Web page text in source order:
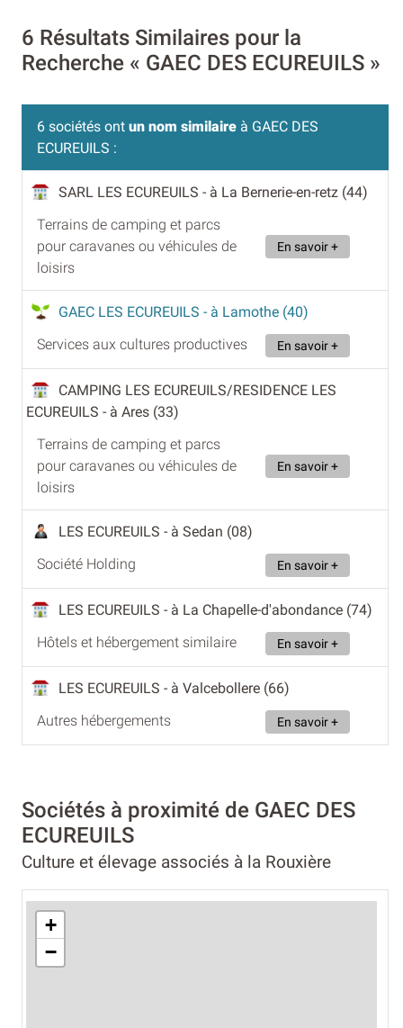
6 Résultats Similaires pour la
Recherche « GAEC DES ECUREUILS »
6 sociétés ont un nom similaire à GAEC DES
ECUREUILS :
SARL LES ECUREUILS - à La Bernerie-en-retz (44)
Terrains de camping et parcs
pour caravanes ou véhicules de
loisirs
En savoir +
GAEC LES ECUREUILS - à Lamothe (40)
Services aux cultures productives
En savoir +
CAMPING LES ECUREUILS/RESIDENCE LES
ECUREUILS - à Ares (33)
Terrains de camping et parcs
pour caravanes ou véhicules de
loisirs
En savoir +
LES ECUREUILS - à Sedan (08)
Société Holding
En savoir +
LES ECUREUILS - à La Chapelle-d'abondance (74)
Hôtels et hébergement similaire
En savoir +
LES ECUREUILS - à Valcebollere (66)
Autres hébergements
En savoir +
Sociétés à proximité de GAEC DES
ECUREUILS
Culture et élevage associés à la Rouxière
+
−